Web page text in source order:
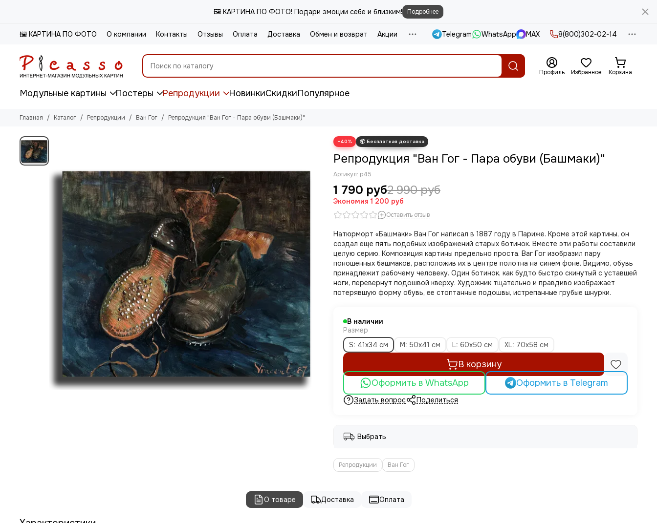
🖼️ КАРТИНА ПО ФОТО! Подари эмоции себе и близким! Подробнее
🖼️ КАРТИНА ПО ФОТО О компании Контакты Отзывы Оплата Доставка Обмен и возврат Акции Telegram WhatsApp MAX 8(800)302-02-14
Профиль Избранное Корзина
Модульные картины Постеры Репродукции НовинкиСкидкиПопулярное
Главная Каталог Репродукции Ван Гог Репродукция "Ван Гог - Пара обуви (Башмаки)"
−40%
Репродукция "Ван Гог - Пара обуви (Башмаки)"
Артикул: р45
1 790 руб2 990 руб
Экономия 1 200 руб
Оставить отзыв
Натюрморт «Башмаки» Ван Гог написал в 1887 году в Париже. Кроме этой картины, он
создал еще пять подобных изображений старых ботинок. Вместе эти работы составили
целую серию. Композиция картины предельно проста. Ваг Гог изобразил пару
поношенных башмаков, расположив их в центре полотна на синем фоне. Видимо, обувь
принадлежит рабочему человеку. Один ботинок, как будто быстро скинутый с уставшей
ноги, перевернут подошвой кверху. Художник тщательно и правдиво изображает
потерявшую форму обувь, ее стоптанные подошвы, истрепанные грубые шнурки.
В наличии
Размер
S: 41x34 см
M: 50x41 см L: 60x50 см XL: 70x58 см
В корзину
Оформить в WhatsApp
Оформить в Telegram
Задать вопрос Поделиться
Выбрать
Репродукции Ван Гог
О товаре Доставка Оплата